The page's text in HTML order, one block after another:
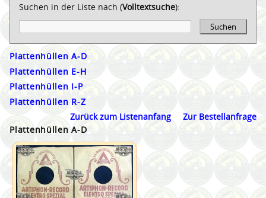
Suchen in der Liste nach (Volltextsuche):
Suchen
Plattenhüllen A-D
Plattenhüllen E-H
Plattenhüllen I-P
Plattenhüllen R-Z
Zurück zum Listenanfang
Zur Bestellanfrage
Plattenhüllen A-D